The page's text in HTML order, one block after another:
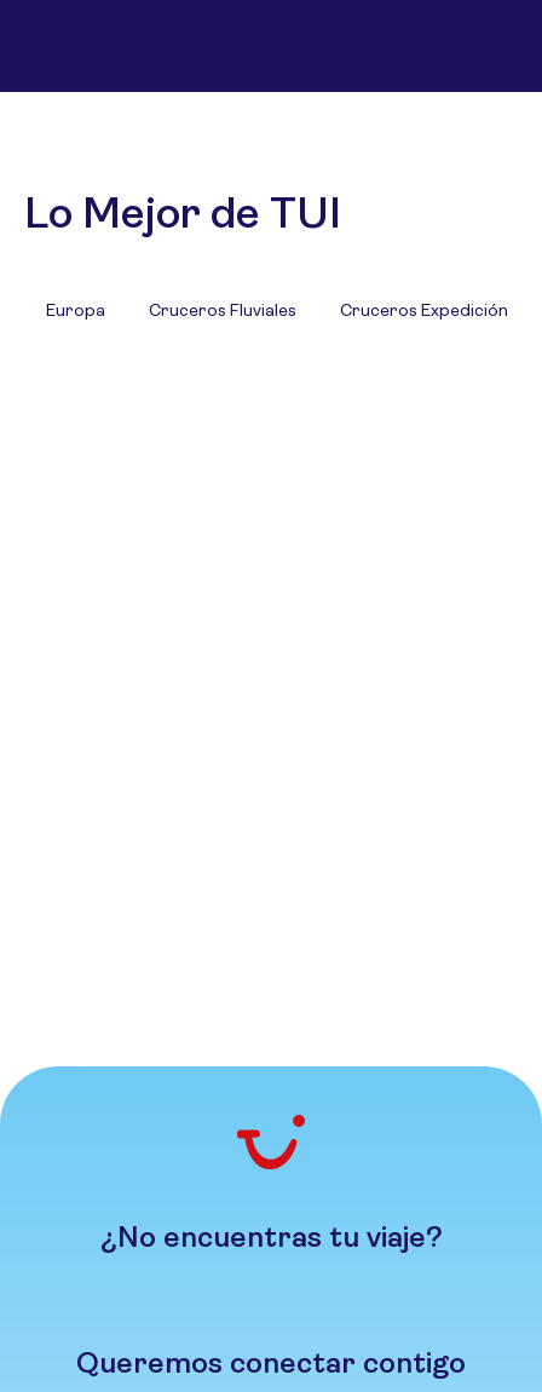
Lo Mejor de TUI
Europa Cruceros Fluviales Cruceros Expedición
¿No encuentras tu viaje?
Queremos conectar contigo